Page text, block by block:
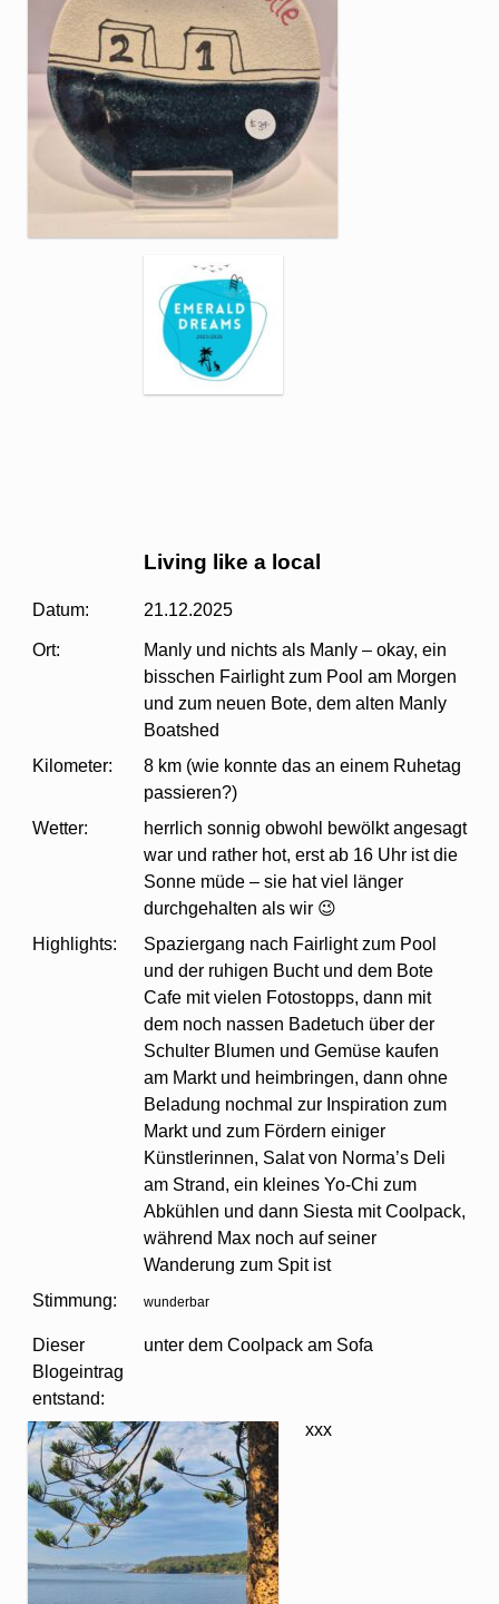
Living like a local
Datum: 21.12.2025
Ort:
Manly und nichts als Manly – okay, ein
bisschen Fairlight zum Pool am Morgen
und zum neuen Bote, dem alten Manly
Boatshed
Kilometer:
8 km (wie konnte das an einem Ruhetag
passieren?)
Wetter:
herrlich sonnig obwohl bewölkt angesagt
war und rather hot, erst ab 16 Uhr ist die
Sonne müde – sie hat viel länger
durchgehalten als wir 😉
Highlights:
Spaziergang nach Fairlight zum Pool
und der ruhigen Bucht und dem Bote
Cafe mit vielen Fotostopps, dann mit
dem noch nassen Badetuch über der
Schulter Blumen und Gemüse kaufen
am Markt und heimbringen, dann ohne
Beladung nochmal zur Inspiration zum
Markt und zum Fördern einiger
Künstlerinnen, Salat von Norma’s Deli
am Strand, ein kleines Yo-Chi zum
Abkühlen und dann Siesta mit Coolpack,
während Max noch auf seiner
Wanderung zum Spit ist
Stimmung:
wunderbar
Dieser
Blogeintrag
entstand:
unter dem Coolpack am Sofa
xxx